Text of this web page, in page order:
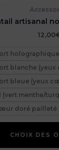
artisanal
12,00
blanche
bleue (yeux
(vert menthe/
doré pailleté
CHOIX DES